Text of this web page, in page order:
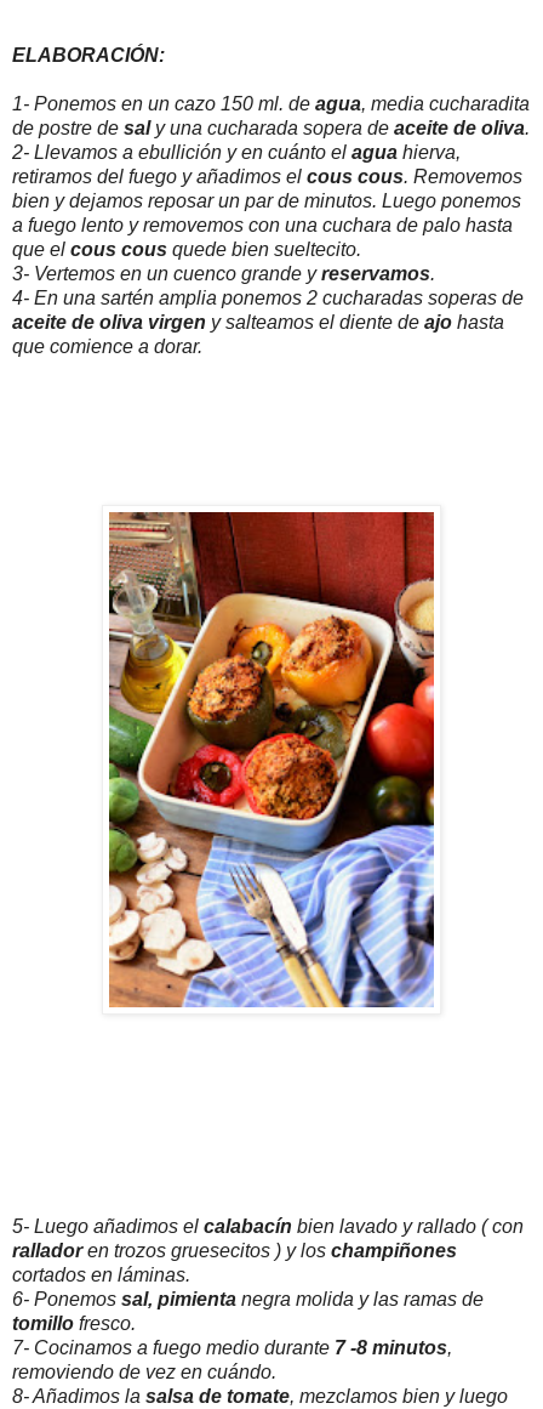
ELABORACIÓN:
1- Ponemos en un cazo 150 ml. de agua, media cucharadita
de postre de saly una cucharada sopera de aceite de oliva.
2- Llevamos a ebullición y en cuánto el agua hierva,
retiramos del fuego y añadimos el cous cous. Removemos
bien y dejamos reposar un par de minutos. Luego ponemos
a fuego lento y removemos con una cuchara de palo hasta
que el cous cous quede bien sueltecito.
3- Vertemos en un cuenco grande yreservamos.
4- En una sartén amplia ponemos 2 cucharadas soperas de
aceite de oliva virgen y salteamos el diente de ajo hasta
que comience a dorar.
5- Luego añadimos el calabacín bien lavado y rallado ( con
ralladoren trozos gruesecitos ) y los champiñones
cortados en láminas.
6- Ponemos sal, pimienta negra molida y las ramas de
tomillo fresco.
7- Cocinamos a fuego medio durante 7 -8 minutos,
removiendo de vez en cuándo.
8- Añadimos la salsa de tomate, mezclamos bien y luego